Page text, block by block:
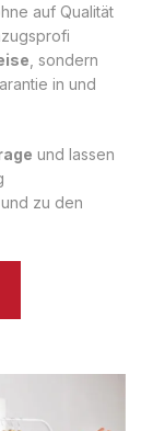
auf Qualität
, sondern
in und
und lassen
zu den